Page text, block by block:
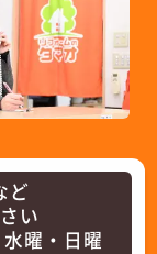
ど
さい
曜・日曜